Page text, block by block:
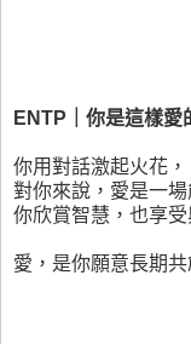
ENTP｜你是這樣愛
你用對話激起火花，
對你來說，愛是一
你欣賞智慧，也享
愛，是你願意長期